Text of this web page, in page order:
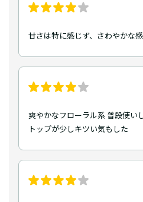
甘さは特に感じず、さわやかな
爽やかなフローラル系 普段使い
トップが少しキツい気もした